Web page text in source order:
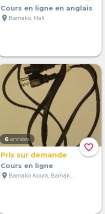
Cours en ligne en anglais
location_on Bamako, Mali
favorite_border
6 années
Prix sur demande
Cours en ligne
location_on
Bamako Koura, Bamako, Mali